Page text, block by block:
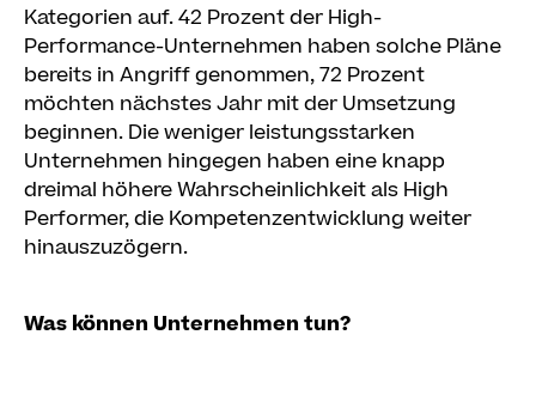
Kategorien auf. 42 Prozent der High-
Performance-Unternehmen haben solche Pläne
bereits in Angriff genommen, 72 Prozent
möchten nächstes Jahr mit der Umsetzung
beginnen. Die weniger leistungsstarken
Unternehmen hingegen haben eine knapp
dreimal höhere Wahrscheinlichkeit als High
Performer, die Kompetenzentwicklung weiter
hinauszuzögern.
Was können Unternehmen tun?